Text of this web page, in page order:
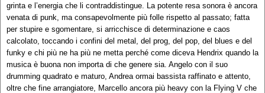
grinta e l’energia che li contraddistingue. La potente resa sonora è ancora
venata di punk, ma consapevolmente più folle rispetto al passato; fatta
per stupire e sgomentare, si arricchisce di determinazione e caos
calcolato, toccando i confini del metal, del prog, del pop, del blues e del
funky e chi più ne ha più ne metta perché come diceva Hendrix quando la
musica è buona non importa di che genere sia. Angelo con il suo
drumming quadrato e maturo, Andrea ormai bassista raffinato e attento,
oltre che fine arrangiatore, Marcello ancora più heavy con la Flying V che